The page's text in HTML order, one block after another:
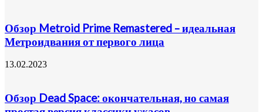
Обзор Metroid Prime Remastered – идеальная
Метроидвания от первого лица
13.02.2023
Обзор Dead Space: окончательная, но самая